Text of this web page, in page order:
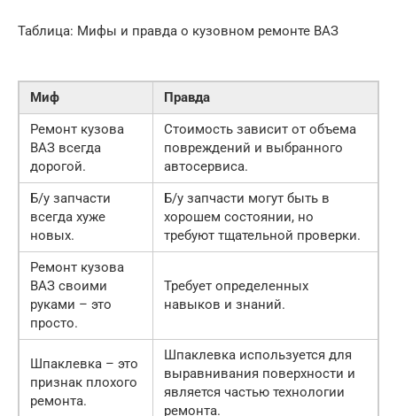
Таблица: Мифы и правда о кузовном ремонте ВАЗ
Миф
Правда
Ремонт кузова
ВАЗ всегда
дорогой.
Стоимость зависит от объема
повреждений и выбранного
автосервиса.
Б/у запчасти
всегда хуже
новых.
Б/у запчасти могут быть в
хорошем состоянии, но
требуют тщательной проверки.
Ремонт кузова
ВАЗ своими
руками – это
просто.
Требует определенных
навыков и знаний.
Шпаклевка – это
признак плохого
ремонта.
Шпаклевка используется для
выравнивания поверхности и
является частью технологии
ремонта.